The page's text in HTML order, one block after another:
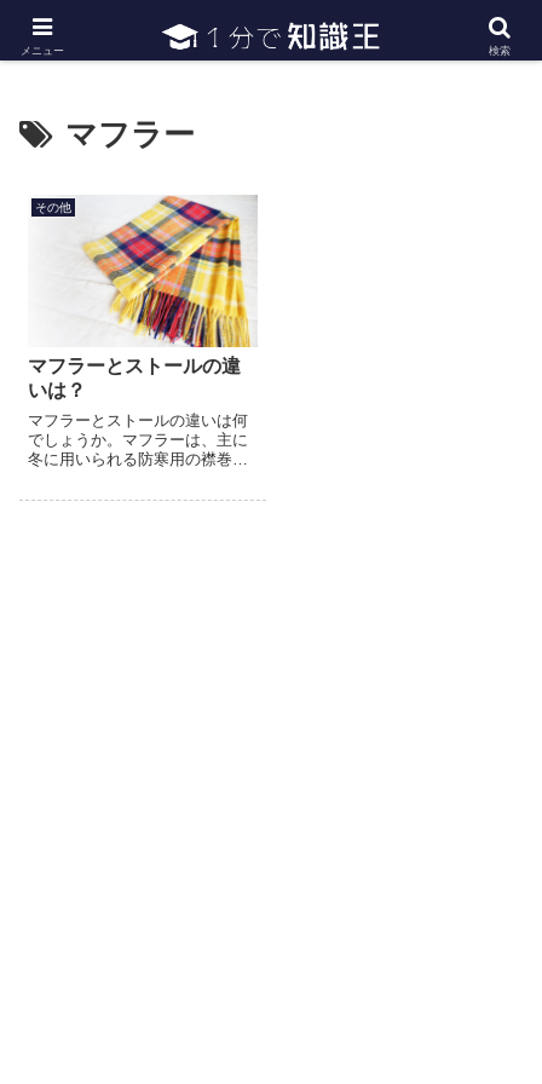
日常で必要な常識・知識や雑学・豆知識を幅広く紹介
マフラー
その他
マフラーとストールの違
いは？
マフラーとストールの違いは何
でしょうか。マフラーは、主に
冬に用いられる防寒用の襟巻き
来で、包む、覆うという意味で
メニュー 検索